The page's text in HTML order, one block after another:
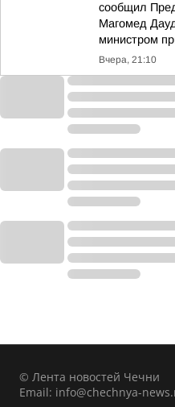
сообщил
Магомед
министром
Вчера, 21:10
© Лента новостей Чечни
Email: info@chechnya-